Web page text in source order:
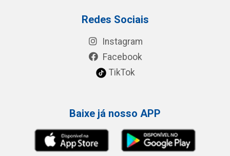
Redes Sociais
Instagram
Facebook
TikTok
Baixe já nosso APP